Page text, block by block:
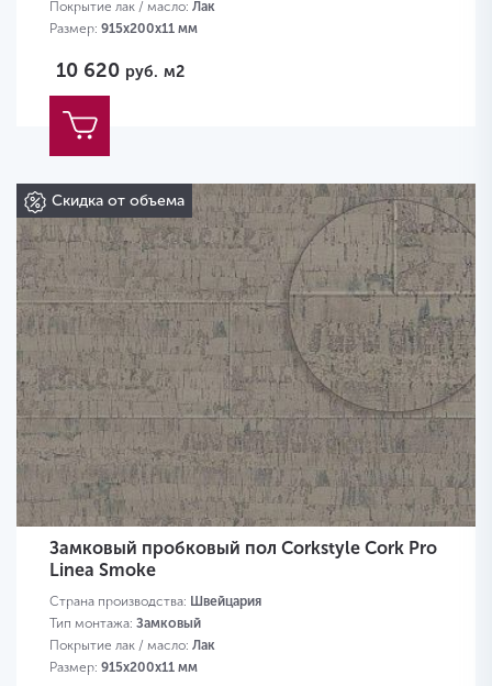
Покрытие лак / масло: Лак
Размер: 915х200х11 мм
10 620 руб. м2
Скидка от объема
Замковый пробковый пол Corkstyle Cork Pro
Linea Smoke
Страна производства: Швейцария
Тип монтажа: Замковый
Покрытие лак / масло: Лак
Размер: 915х200х11 мм